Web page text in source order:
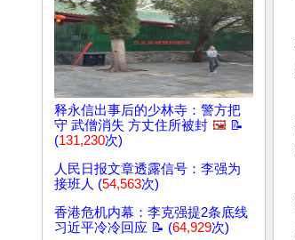
释永信出事后的少林寺：警方把
守 武僧消失 方丈住所被封 🖼️ 📝
(131,230次)
人民日报文章透露信号：李强为
接班人 (54,563次)
香港危机内幕：李克强提2条底线
习近平冷冷回应 📝 (64,929次)